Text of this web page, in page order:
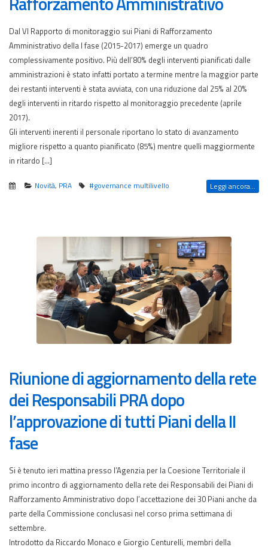
Dal VI Rapporto di monitoraggio sui Piani di Rafforzamento
Amministrativo della I fase (2015-2017) emerge un quadro
complessivamente positivo. Più dell’80% degli interventi pianificati dalle
amministrazioni è stato infatti portato a termine mentre la maggior parte
dei restanti interventi è stata avviata, con una riduzione dal 25% al 20%
degli interventi in ritardo rispetto al monitoraggio precedente (aprile
2017).
Gli interventi inerenti il personale riportano lo stato di avanzamento
migliore rispetto a quanto pianificato (85%) mentre quelli maggiormente
in ritardo […]
Novità, PRA #governance multilivello Leggi ancora...
Riunione di aggiornamento della rete
dei Responsabili PRA dopo
l’approvazione di tutti Piani della II
fase
Si è tenuto ieri mattina presso l’Agenzia per la Coesione Territoriale il
primo incontro di aggiornamento della rete dei Responsabili dei Piani di
Rafforzamento Amministrativo dopo l’accettazione dei 30 Piani anche da
parte della Commissione conclusasi nel corso prima settimana di
settembre.
Introdotto da Riccardo Monaco e Giorgio Centurelli, membri della